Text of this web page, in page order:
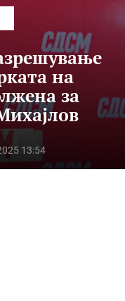
на
за
13:54